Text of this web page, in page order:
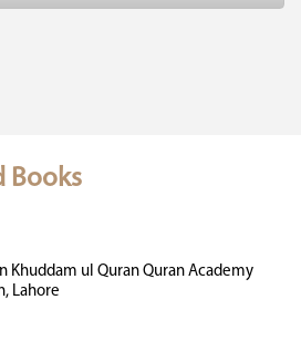
Books
Khuddam ul Quran Quran Academy
Lahore